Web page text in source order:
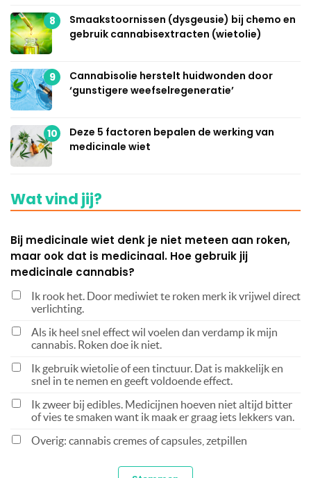
8
Smaakstoornissen (dysgeusie) bij chemo en
gebruik cannabisextracten (wietolie)
9
Cannabisolie herstelt huidwonden door
‘gunstigere weefselregeneratie’
10
Deze 5 factoren bepalen de werking van
medicinale wiet
Wat vind jij?
Bij medicinale wiet denk je niet meteen aan roken,
maar ook dat is medicinaal. Hoe gebruik jij
medicinale cannabis?
Ik rook het. Door mediwiet te roken merk ik vrijwel direct
verlichting.
Als ik heel snel effect wil voelen dan verdamp ik mijn
cannabis. Roken doe ik niet.
Ik gebruik wietolie of een tinctuur. Dat is makkelijk en
snel in te nemen en geeft voldoende effect.
Ik zweer bij edibles. Medicijnen hoeven niet altijd bitter
of vies te smaken want ik maak er graag iets lekkers van.
Overig: cannabis cremes of capsules, zetpillen